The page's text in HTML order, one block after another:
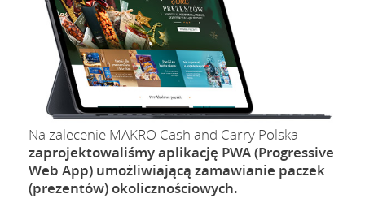
Na zalecenie MAKRO Cash and Carry Polska
zaprojektowaliśmy aplikację PWA (Progressive
Web App) umożliwiającą zamawianie paczek
(prezentów) okolicznościowych.